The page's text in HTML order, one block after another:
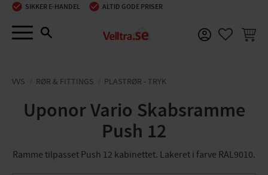
Menu
SIKKER E-HANDEL ALTID GODE PRISER
VVS RØR & FITTINGS PLASTRØR - TRYK
Uponor Vario Skabsramme
Push 12
Ramme tilpasset Push 12 kabinettet. Lakeret i farve RAL9010.